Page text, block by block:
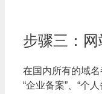
步骤三：
在国内所有的域
“企业备案”、“个